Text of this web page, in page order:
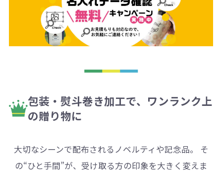
包装・熨斗巻き加工で、ワンランク上
の贈り物に
大切なシーンで配布されるノベルティや記念品。
そ
の“ひと手間”が、受け取る方の印象を大きく変えま